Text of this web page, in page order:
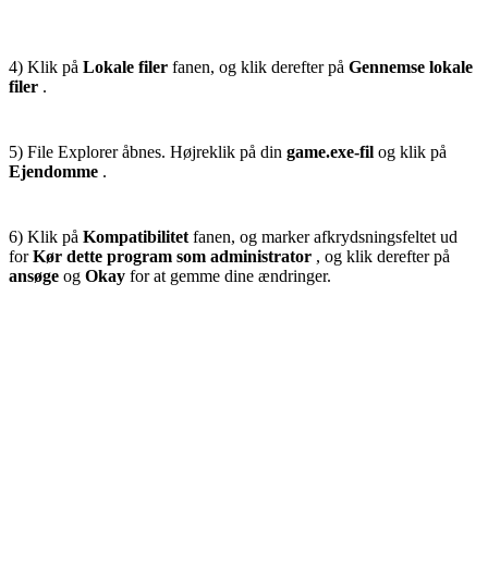
4) Klik på Lokale filer fanen, og klik derefter på Gennemse lokale
filer .
5) File Explorer åbnes. Højreklik på din game.exe-fil og klik på
Ejendomme .
6) Klik på Kompatibilitet fanen, og marker afkrydsningsfeltet ud
forKør dette program som administrator , og klik derefter på
ansøge og Okay for at gemme dine ændringer.